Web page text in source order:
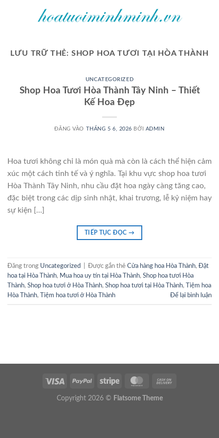
LƯU TRỮ THẺ: SHOP HOA TƯƠI TẠI HÒA THÀNH
UNCATEGORIZED
Shop Hoa Tươi Hòa Thành Tây Ninh – Thiết
Kế Hoa Đẹp
ĐĂNG VÀO THÁNG 5 6, 2026 BỞI ADMIN
Hoa tươi không chỉ là món quà mà còn là cách thể hiện cảm
xúc một cách tinh tế và ý nghĩa. Tại khu vực shop hoa tươi
Hòa Thành Tây Ninh, nhu cầu đặt hoa ngày càng tăng cao,
đặc biệt trong các dịp sinh nhật, khai trương, lễ kỷ niệm hay
sự kiện […]
TIẾP TỤC ĐỌC →
Đăng trong Uncategorized Được gắn thẻ Cửa hàng hoa Hòa Thành, Đặt
hoa tại Hòa Thành, Mua hoa uy tín tại Hòa Thành, Shop hoa tươi Hòa
Thành, Shop hoa tươi ở Hòa Thành, Shop hoa tươi tại Hòa Thành,
Tiệm hoa
Hòa Thành, Tiệm hoa tươi ở Hòa Thành Để lại bình luận
Copyright 2026 © Flatsome Theme